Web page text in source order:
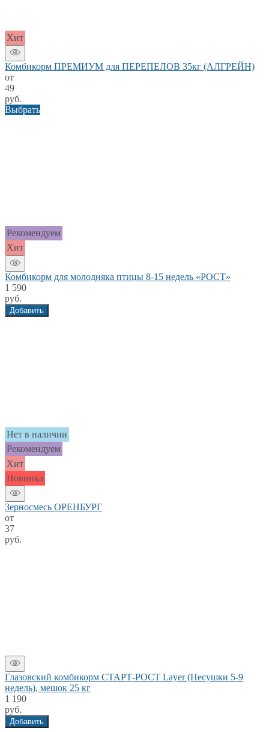
Хит
Комбикорм ПРЕМИУМ для ПЕРЕПЕЛОВ 35кг (АЛГРЕЙН)
от
49
руб.
Выбрать
Рекомендуем
Хит
Комбикорм для молодняка птицы 8-15 недель «РОСТ»
1 590
руб.
Добавить
Нет в наличии
Рекомендуем
Хит
Новинка
Зерносмесь ОРЕНБУРГ
от
37
руб.
Глазовский комбикорм СТАРТ-РОСТ Layer (Несушки 5-9
недель), мешок 25 кг
1 190
руб.
Добавить